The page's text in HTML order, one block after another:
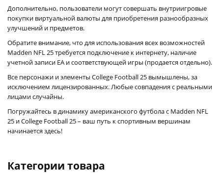
Дополнительно, пользователи могут совершать внутриигровые
покупки виртуальной валюты для приобретения разнообразных
улучшений и предметов.
Обратите внимание, что для использования всех возможностей
Madden NFL 25 требуется подключение к интернету, наличие
учетной записи EA и соответствующей игры (продается отдельно).
Все персонажи и элементы College Football 25 вымышлены, за
исключением лицензированных. Любые совпадения с реальными
лицами случайны.
Погружайтесь в динамику американского футбола с Madden NFL
25 и College Football 25 – ваш путь к спортивным вершинам
начинается здесь!
Категории товара